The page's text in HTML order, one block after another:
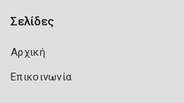
Σελίδες
Αρχική
Επικοινωνία